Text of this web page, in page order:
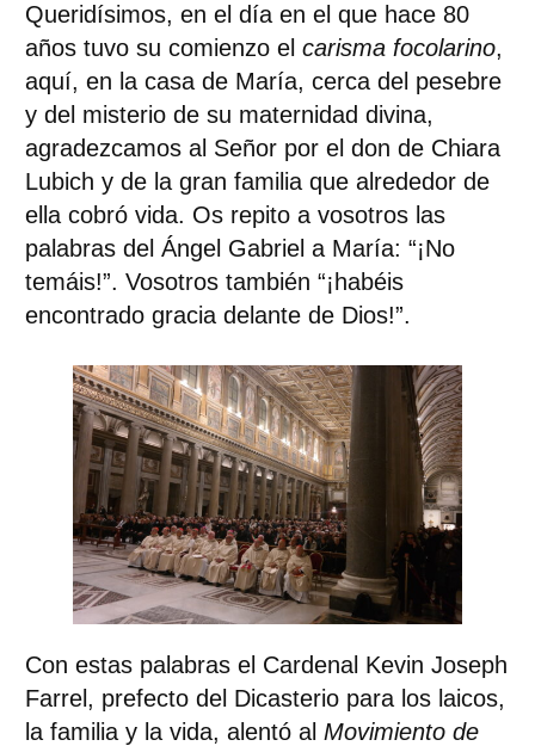
Queridísimos, en el día en el que hace 80
años tuvo su comienzo el carisma focolarino,
aquí, en la casa de María, cerca del pesebre
y del misterio de su maternidad divina,
agradezcamos al Señor por el don de Chiara
Lubich y de la gran familia que alrededor de
ella cobró vida. Os repito a vosotros las
palabras del Ángel Gabriel a María: “¡No
temáis!”. Vosotros también “¡habéis
encontrado gracia delante de Dios!”.
Con estas palabras el Cardenal Kevin Joseph
Farrel, prefecto del Dicasterio para los laicos,
la familia y la vida, alentó al Movimiento de